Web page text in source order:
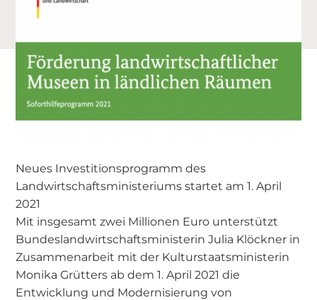
Neues Investitionsprogramm des
Landwirtschaftsministeriums startet am 1. April
2021
Mit insgesamt zwei Millionen Euro unterstützt
Bundeslandwirtschaftsministerin Julia Klöckner in
Zusammenarbeit mit der Kulturstaatsministerin
Monika Grütters ab dem 1. April 2021 die
Entwicklung und Modernisierung von